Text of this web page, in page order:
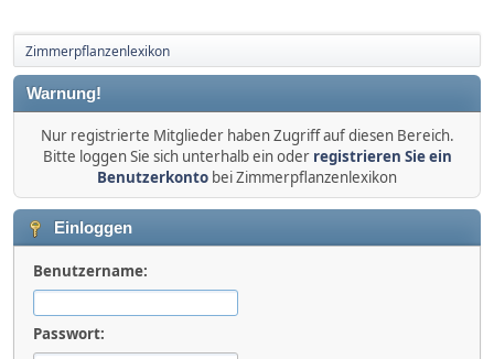
Zimmerpflanzenlexikon
Warnung!
Nur registrierte Mitglieder haben Zugriff auf diesen Bereich.
Bitte loggen Sie sich unterhalb ein oder registrieren Sie ein
Benutzerkonto bei Zimmerpflanzenlexikon
Einloggen
Benutzername:
Passwort: